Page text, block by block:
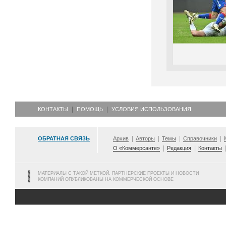
КОНТАКТЫ ПОМОЩЬ УСЛОВИЯ ИСПОЛЬЗОВАНИЯ
ОБРАТНАЯ СВЯЗЬ Архив Авторы Темы Справочники
О «Коммерсанте»
Редакция Контакты
МАТЕРИАЛЫ С ТАКОЙ МЕТКОЙ, ПАРТНЕРСКИЕ ПРОЕКТЫ И НОВОСТИ
КОМПАНИЙ ОПУБЛИКОВАНЫ НА КОММЕРЧЕСКОЙ ОСНОВЕ